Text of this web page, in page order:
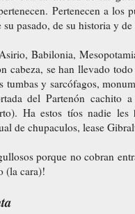
Pertenecen a
su pasado, de su historia y
Babilonia,
cabeza, se han llevado
tumbas y sarcófagos,
del Partenón
Ha estos tíos nadie
de chupaculos, lease
porque no cobran
(la cara)!